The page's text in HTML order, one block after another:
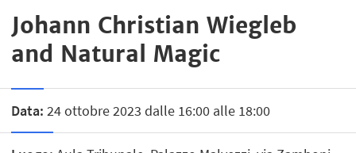
Johann Christian Wiegleb
and Natural Magic​
Data: 24 ottobre 2023 dalle 16:00 alle 18:00